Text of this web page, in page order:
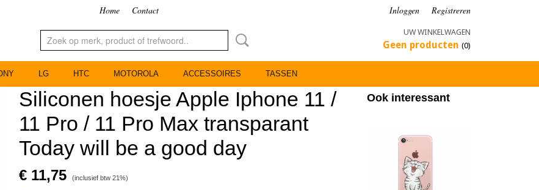
Home Contact Inloggen Registreren
UW WINKELWAGEN
Geen producten (0)
LG HTC MOTOROLA ACCESSOIRES TASSEN
Siliconen hoesje Apple Iphone 11 /
11 Pro / 11 Pro Max transparant
Today will be a good day
€ 11,75 (inclusief btw 21%)
Ook interessant